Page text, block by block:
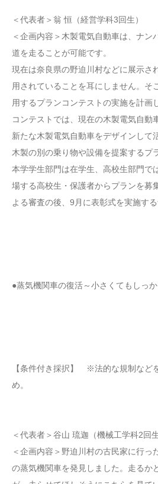
＜代表者＞翁 恒（経営学科3回生）
＜企画内容＞木製電気自動車は、ナン
道を走ることが可能です。
現在は奈良県の野迫川村などに展示さ
用されていることを耳にしません。そ
用するプランコンテストの実施を計画
コンテストでは、現在の木製電気自動
新たな木製電気自動車をデザインして
木製の別の乗り物や設備を提案するプ
本学学生部門は在学生、高校生部門で
場する高校生・保護者からプランを募
よる審査の後、9月に表彰式を実施する
●蒸気機関車の復活～小さくてもしっ
【条件付き採択】 ※法的な規制など
め。
＜代表者＞谷山 琉迦（機械工学科2回生
＜企画内容＞野迫川村の古民家に行っ
の蒸気機関車を発見しました。走るか